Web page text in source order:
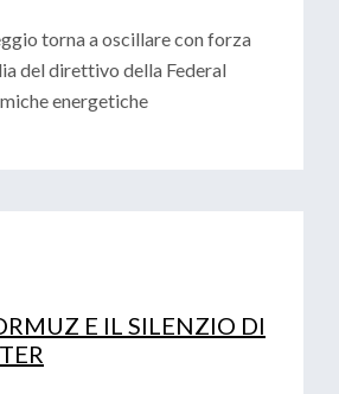
torna a oscillare con forza
del direttivo della Federal
energetiche
E IL SILENZIO DI